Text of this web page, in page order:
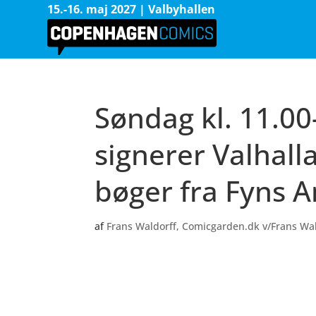
15.-16. maj 2027 | Valbyhallen
Søndag kl.
signerer
bøger fra Fyns
af Frans Waldorff, Comicgarden.dk v/Frans